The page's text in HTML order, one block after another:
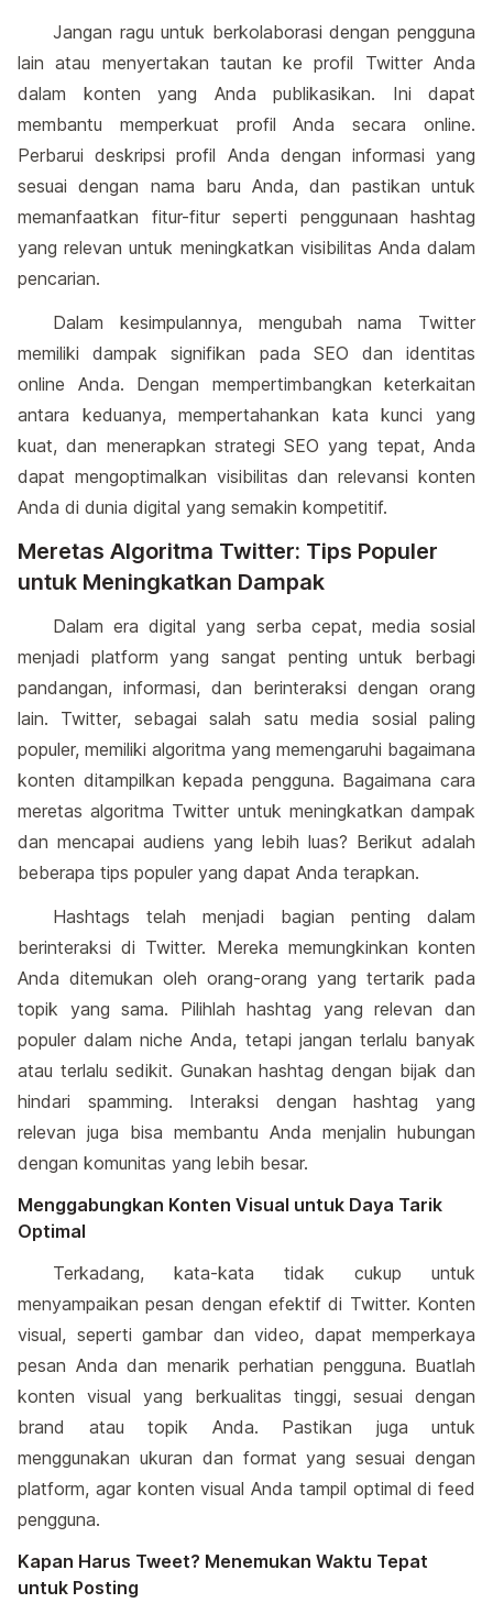
Jangan ragu untuk berkolaborasi dengan pengguna
lain atau menyertakan tautan ke profil Twitter Anda
dalam konten yang Anda publikasikan. Ini dapat
membantu memperkuat profil Anda secara online.
Perbarui deskripsi profil Anda dengan informasi yang
sesuai dengan nama baru Anda, dan pastikan untuk
memanfaatkan fitur-fitur seperti penggunaan hashtag
yang relevan untuk meningkatkan visibilitas Anda dalam
pencarian.
Dalam kesimpulannya, mengubah nama Twitter
memiliki dampak signifikan pada SEO dan identitas
online Anda. Dengan mempertimbangkan keterkaitan
antara keduanya, mempertahankan kata kunci yang
kuat, dan menerapkan strategi SEO yang tepat, Anda
dapat mengoptimalkan visibilitas dan relevansi konten
Anda di dunia digital yang semakin kompetitif.
Meretas Algoritma Twitter: Tips Populer
untuk Meningkatkan Dampak
Dalam era digital yang serba cepat, media sosial
menjadi platform yang sangat penting untuk berbagi
pandangan, informasi, dan berinteraksi dengan orang
lain. Twitter, sebagai salah satu media sosial paling
populer, memiliki algoritma yang memengaruhi bagaimana
konten ditampilkan kepada pengguna. Bagaimana cara
meretas algoritma Twitter untuk meningkatkan dampak
dan mencapai audiens yang lebih luas? Berikut adalah
beberapa tips populer yang dapat Anda terapkan.
Hashtags telah menjadi bagian penting dalam
berinteraksi di Twitter. Mereka memungkinkan konten
Anda ditemukan oleh orang-orang yang tertarik pada
topik yang sama. Pilihlah hashtag yang relevan dan
populer dalam niche Anda, tetapi jangan terlalu banyak
atau terlalu sedikit. Gunakan hashtag dengan bijak dan
hindari spamming. Interaksi dengan hashtag yang
relevan juga bisa membantu Anda menjalin hubungan
dengan komunitas yang lebih besar.
Menggabungkan Konten Visual untuk Daya Tarik
Optimal
Terkadang, kata-kata tidak cukup untuk
menyampaikan pesan dengan efektif di Twitter. Konten
visual, seperti gambar dan video, dapat memperkaya
pesan Anda dan menarik perhatian pengguna. Buatlah
konten visual yang berkualitas tinggi, sesuai dengan
brand atau topik Anda. Pastikan juga untuk
menggunakan ukuran dan format yang sesuai dengan
platform, agar konten visual Anda tampil optimal di feed
pengguna.
Kapan Harus Tweet? Menemukan Waktu Tepat
untuk Posting